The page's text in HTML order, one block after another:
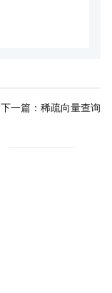
下一篇： 稀疏向量查询